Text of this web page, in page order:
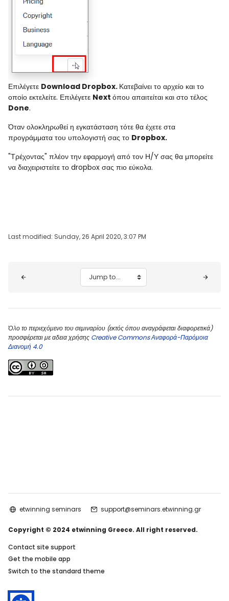
Επιλέγετε Download Dropbox. Κατεβαίνει το αρχείο και το
οποίο εκτελείτε. Επιλέγετε Next όπου απαιτείται και στο τέλος
Done.
Όταν ολοκληρωθεί η εγκατάσταση τότε θα έχετε στα
προγράμματα του υπολογιστή σας το Dropbox.
"Τρέχοντας" πλέον την εφαρμογή από τον Η/Υ σας θα μπορείτε
να διαχειριστείτε το dropbοx σας πιο εύκολα.
Last modified: Sunday, 26 April 2020, 3:07 PM
Jump to...
Όλο το περιεχόμενο του σεμιναρίου (εκτός όπου αναγράφεται διαφορετικά)
προσφέρεται με αδεια χρήσης Creative Commons Αναφορά-Παρόμοια
Διανομή 4.0
etwinning seminars support@seminars.etwinning.gr
Copyright © 2024 etwinning Greece. All right reserved.
Contact site support
Get the mobile app
Switch to the standard theme